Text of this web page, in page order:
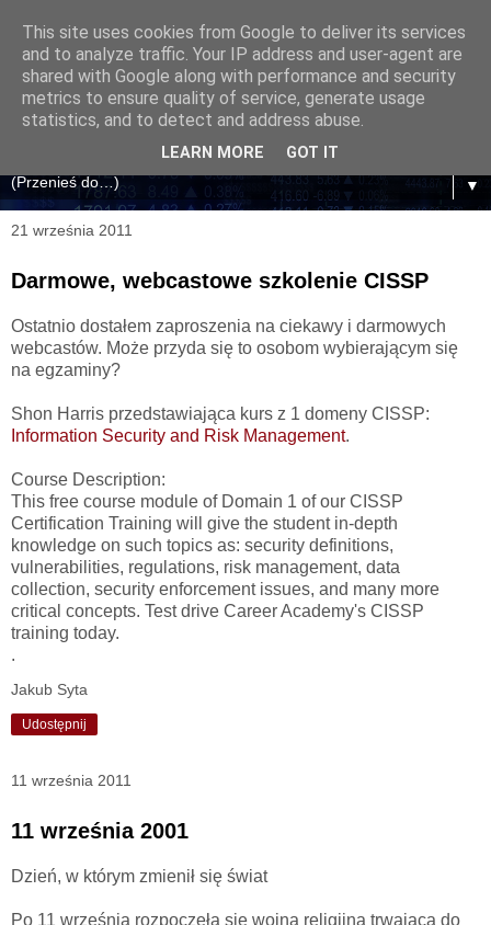
▼
21 września 2011
Darmowe, webcastowe szkolenie CISSP
Ostatnio dostałem zaproszenia na ciekawy i darmowych
webcastów. Może przyda się to osobom wybierającym się
na egzaminy?
Shon Harris przedstawiająca kurs z 1 domeny CISSP:
Information Security and Risk Management.
Course Description:
This free course module of Domain 1 of our CISSP
Certification Training will give the student in-depth
knowledge on such topics as: security definitions,
vulnerabilities, regulations, risk management, data
collection, security enforcement issues, and many more
critical concepts. Test drive Career Academy's CISSP
training today.
.
Jakub Syta
Udostępnij
11 września 2011
11 września 2001
Dzień, w którym zmienił się świat
Po 11 września rozpoczęła się wojna religijna trwająca do
This site uses cookies from Google to deliver its services
and to analyze traffic. Your IP address and user-agent are
shared with Google along with performance and security
metrics to ensure quality of service, generate usage
statistics, and to detect and address abuse.
LEARN MORE GOT IT